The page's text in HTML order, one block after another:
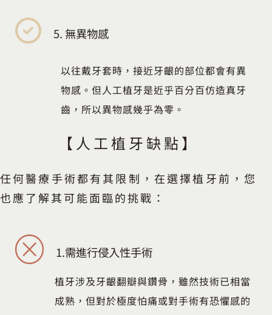
5. 無異物感
以往戴牙套時，接近牙齦的部位都會有異
物感。但人工植牙是近乎百分百仿造真牙
齒，所以異物感幾乎為零。
【人工植牙缺點】
任何醫療手術都有其限制，在選擇植牙前，您
也應了解其可能面臨的挑戰：
1.需進行侵入性手術
植牙涉及牙齦翻瓣與鑽骨，雖然技術已相當
成熟，但對於極度怕痛或對手術有恐懼感的